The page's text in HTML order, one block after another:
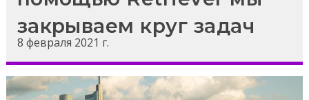
закрываем круг задач
8 февраля 2021 г.